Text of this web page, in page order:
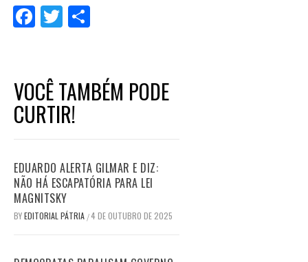
Facebook
Twitter
VOCÊ TAMBÉM PODE
CURTIR!
EDUARDO ALERTA GILMAR E DIZ:
NÃO HÁ ESCAPATÓRIA PARA LEI
MAGNITSKY
BYEDITORIAL PÁTRIA /4 DE OUTUBRO DE 2025